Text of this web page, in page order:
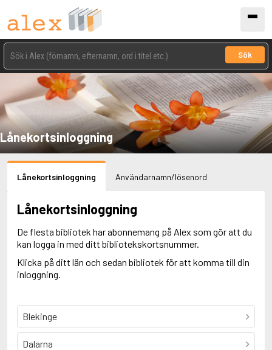
Sök
Lånekortsinloggning
Lånekortsinloggning Användarnamn/lösenord
Lånekortsinloggning
De flesta bibliotek har abonnemang på Alex som gör att du
kan logga in med ditt bibliotekskortsnummer.
Klicka på ditt län och sedan bibliotek för att komma till din
inloggning.
Blekinge
Dalarna